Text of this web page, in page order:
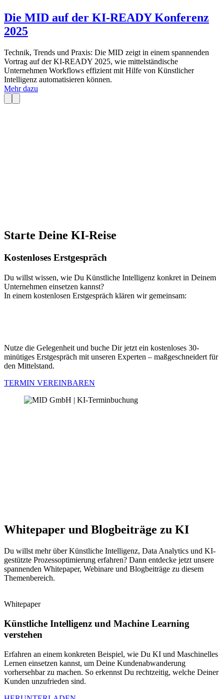
Die MID auf der KI-READY Konferenz
2025
Technik, Trends und Praxis: Die MID zeigt in einem spannenden
Vortrag auf der KI-READY 2025, wie mittelständische
Unternehmen Workflows effizient mit Hilfe von Künstlicher
Intelligenz automatisieren können.
Mehr dazu
Starte Deine KI-Reise
Kostenloses Erstgespräch
Du willst wissen, wie Du Künstliche Intelligenz konkret in Deinem
Unternehmen einsetzen kannst?
In einem kostenlosen Erstgespräch klären wir gemeinsam:
Nutze die Gelegenheit und buche Dir jetzt ein kostenloses 30-
minütiges Erstgespräch mit unseren Experten – maßgeschneidert für
den Mittelstand.
TERMIN VEREINBAREN
Whitepaper und Blogbeiträge zu KI
Du willst mehr über Künstliche Intelligenz, Data Analytics und KI-
gestützte Prozessoptimierung erfahren? Dann entdecke jetzt unsere
spannenden Whitepaper, Webinare und Blogbeiträge zu diesem
Themenbereich.
Whitepaper
Künstliche Intelligenz und Machine Learning
verstehen
Erfahren an einem konkreten Beispiel, wie Du KI und Maschinelles
Lernen einsetzen kannst, um Deine Kundenabwanderung
vorhersehbar zu machen. So erkennst Du rechtzeitig, welche Deiner
Kunden unzufrieden sind.